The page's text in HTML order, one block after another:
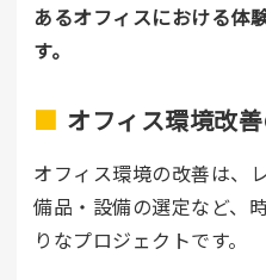
あるオフィスにおける体
す。
オフィス環境改
オフィス環境の改善は、
備品・設備の選定など、
りなプロジェクトです。